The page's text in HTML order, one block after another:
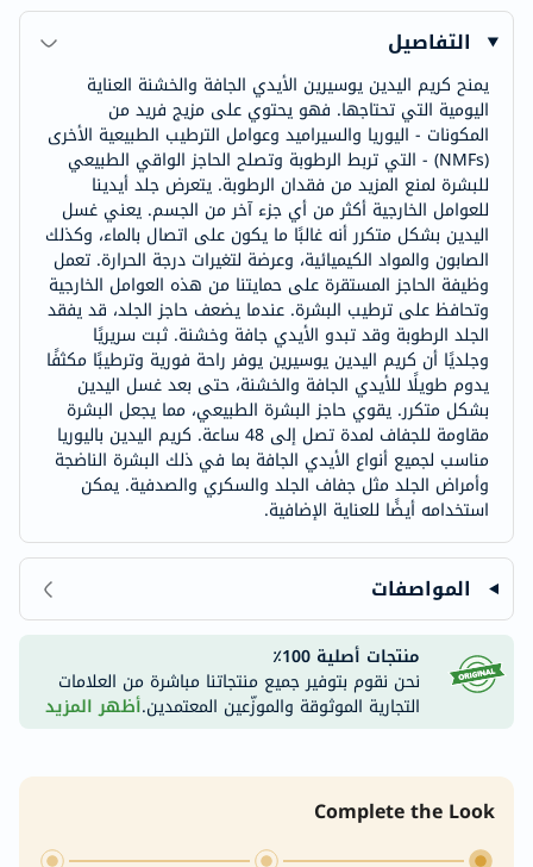
التفاصيل
يمنح كريم اليدين يوسيرين الأيدي الجافة والخشنة العناية
اليومية التي تحتاجها. فهو يحتوي على مزيج فريد من
المكونات - اليوريا والسيراميد وعوامل الترطيب الطبيعية الأخرى
(NMFs) - التي تربط الرطوبة وتصلح الحاجز الواقي الطبيعي
للبشرة لمنع المزيد من فقدان الرطوبة. يتعرض جلد أيدينا
للعوامل الخارجية أكثر من أي جزء آخر من الجسم. يعني غسل
اليدين بشكل متكرر أنه غالبًا ما يكون على اتصال بالماء، وكذلك
الصابون والمواد الكيميائية، وعرضة لتغيرات درجة الحرارة. تعمل
وظيفة الحاجز المستقرة على حمايتنا من هذه العوامل الخارجية
وتحافظ على ترطيب البشرة. عندما يضعف حاجز الجلد، قد يفقد
الجلد الرطوبة وقد تبدو الأيدي جافة وخشنة. ثبت سريريًا
وجلديًا أن كريم اليدين يوسيرين يوفر راحة فورية وترطيبًا مكثفًا
يدوم طويلًا للأيدي الجافة والخشنة، حتى بعد غسل اليدين
بشكل متكرر. يقوي حاجز البشرة الطبيعي، مما يجعل البشرة
مقاومة للجفاف لمدة تصل إلى 48 ساعة. كريم اليدين باليوريا
مناسب لجميع أنواع الأيدي الجافة بما في ذلك البشرة الناضجة
وأمراض الجلد مثل جفاف الجلد والسكري والصدفية. يمكن
استخدامه أيضًا للعناية الإضافية.
المواصفات
منتجات أصلية 100٪
نحن نقوم بتوفير جميع منتجاتنا مباشرة من العلامات
التجارية الموثوقة والموزّعين المعتمدين.أظهر المزيد
Complete the Look